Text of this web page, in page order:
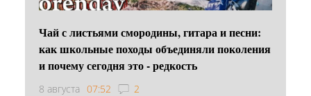
Чай с листьями смородины, гитара и песни:
как школьные походы объединяли поколения
и почему сегодня это - редкость
8 августа 07:52 2